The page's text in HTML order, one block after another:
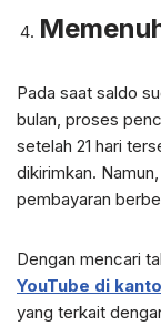
Pada saat saldo
bulan, proses
setelah 21 hari
dikirimkan.
pembayaran
Dengan mencari
YouTube di
yang terkait